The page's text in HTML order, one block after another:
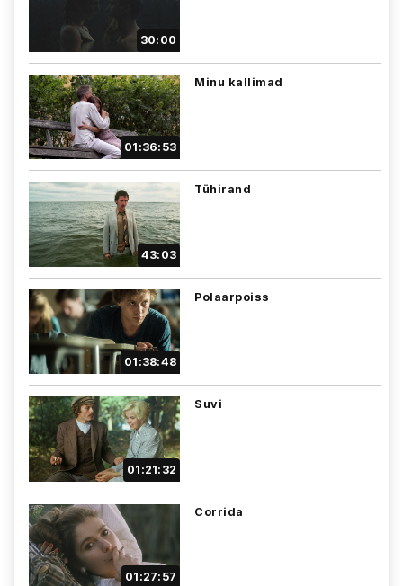
30:00
01:36:53
Minu kallimad
43:03
Tühirand
01:38:48
Polaarpoiss
01:21:32
Suvi
01:27:57
Corrida